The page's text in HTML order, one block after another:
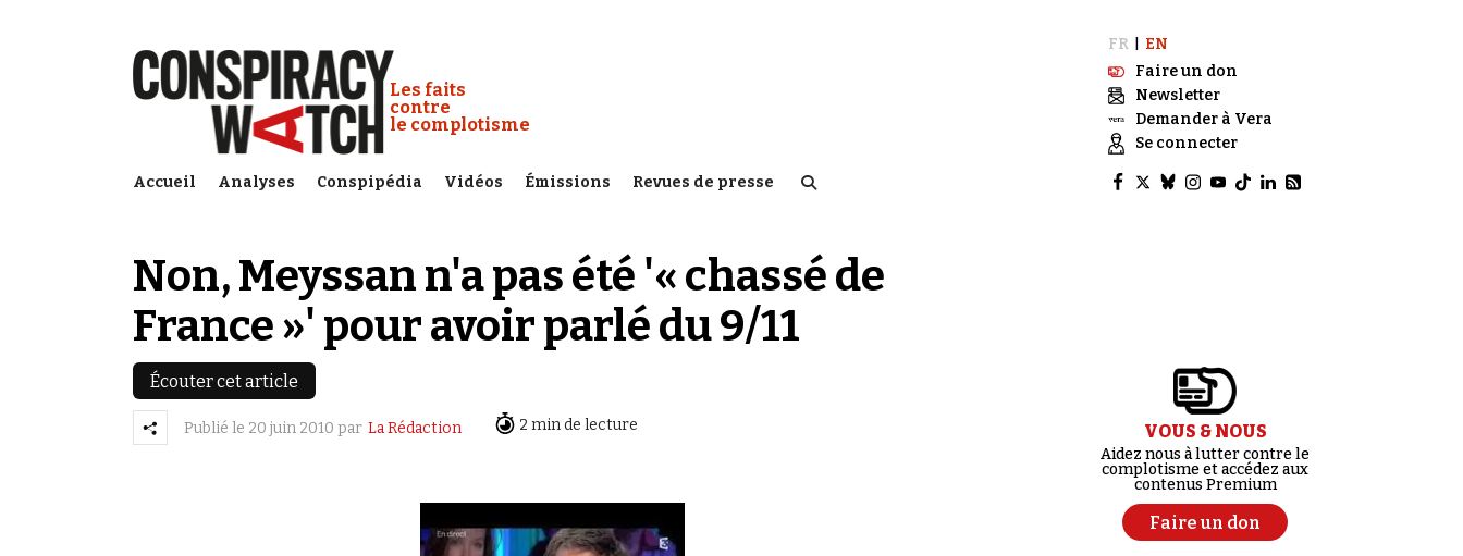
Conspiracy Watch :
Les faits
contre
le complotisme
Accueil Analyses Conspipédia Vidéos Émissions Revues de presse
FR
EN
Faire un don
Newsletter
Demander à Vera
Se connecter
Non, Meyssan n'a pas été '« chassé de
France »' pour avoir parlé du 9/11
Écouter cet article
Publié le 20 juin 2010 par La Rédaction 2 min de lecture VOUS & NOUS
Aidez nous à lutter contre le
complotisme et accédez aux
contenus Premium
Faire un don